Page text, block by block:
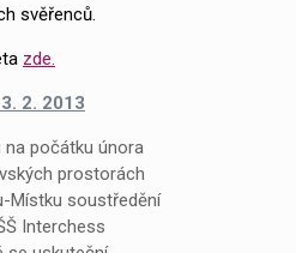
svěřenců.
zde.
2. 2013
na počátku února
prostorách
Místku soustředění
Interchess